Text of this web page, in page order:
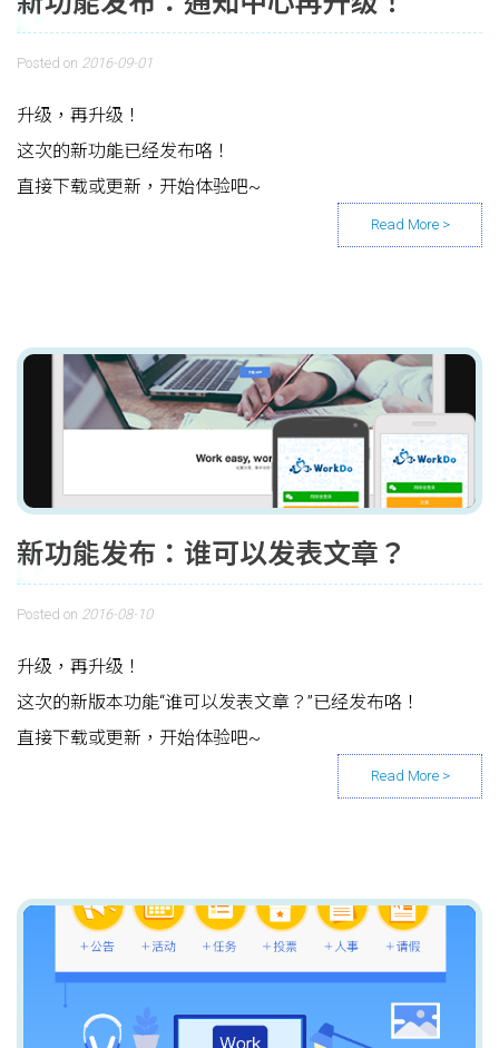
Posted on 2016-09-01
升级，再升级！
这次的新功能已经发布咯！
直接下载或更新，开始体验吧~
新功能发布：谁可以发表文章？
Posted on 2016-08-10
升级，再升级！
这次的新版本功能“谁可以发表文章？”已经发布咯！
直接下载或更新，开始体验吧~